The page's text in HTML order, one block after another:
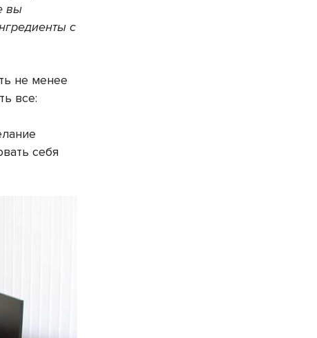
вы
с
не менее
все:
себя